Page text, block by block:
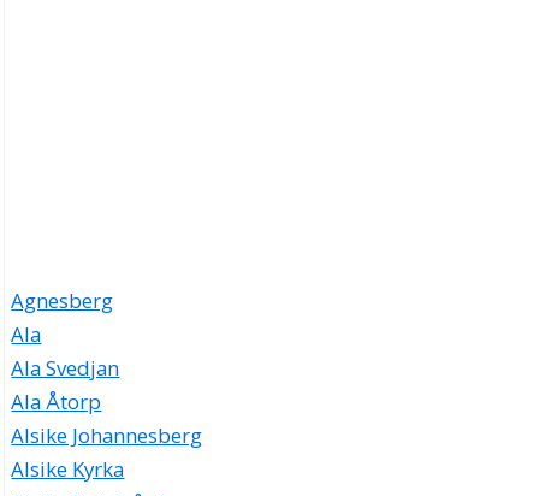
Agnesberg
Ala
Ala Svedjan
Ala Åtorp
Alsike Johannesberg
Alsike Kyrka